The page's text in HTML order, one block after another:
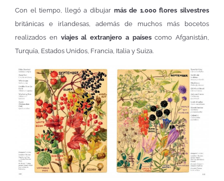
Con el tiempo, llegó a dibujar más de 1.000 flores silvestres
británicas e irlandesas, además de muchos más bocetos
realizados en viajes al extranjero a paísescomo Afganistán,
Turquía, Estados Unidos, Francia, Italia y Suiza.